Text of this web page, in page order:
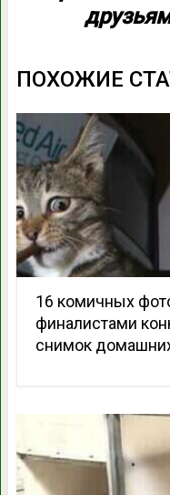
ПОХОЖИЕ
16 комичных
финалистами
снимок